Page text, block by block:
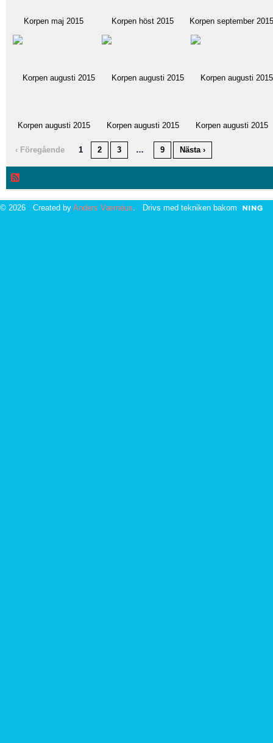
Korpen maj 2015 Korpen höst 2015 Korpen september 2015
Korpen augusti 2015 Korpen augusti 2015 Korpen augusti 2015
‹ Föregående 1 2 3 … 9 Nästa ›
© 2026 Created by Anders Værnéus . Drivs med tekniken bakom